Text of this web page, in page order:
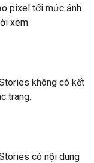
pixel tới mức ảnh
xem.
không có kết
trang.
có nội dung